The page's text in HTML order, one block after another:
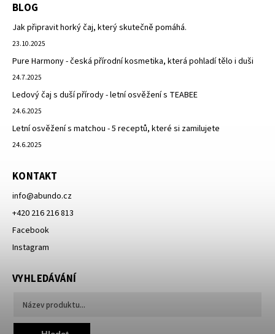
BLOG
Jak připravit horký čaj, který skutečně pomáhá.
23.10.2025
Pure Harmony - česká přírodní kosmetika, která pohladí tělo i duši
24.7.2025
Ledový čaj s duší přírody - letní osvěžení s TEABEE
24.6.2025
Letní osvěžení s matchou - 5 receptů, které si zamilujete
24.6.2025
KONTAKT
info@abundo.cz
+420 216 216 813
Facebook
Instagram
VYHLEDÁVÁNÍ